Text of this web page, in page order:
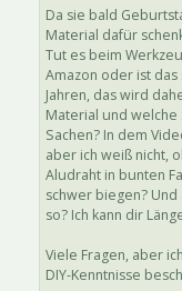
Da sie bald
Material dafür
Tut es beim
Amazon oder ist
Jahren, das wird
Material und
Sachen? In dem
aber ich weiß nicht,
Aludraht in bunten
schwer biegen?
so? Ich kann dir
Viele Fragen, aber
DIY-Kenntnisse